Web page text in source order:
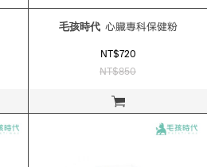
立即購買
毛孩時代 心臟專科保健粉
NT$720
NT$850